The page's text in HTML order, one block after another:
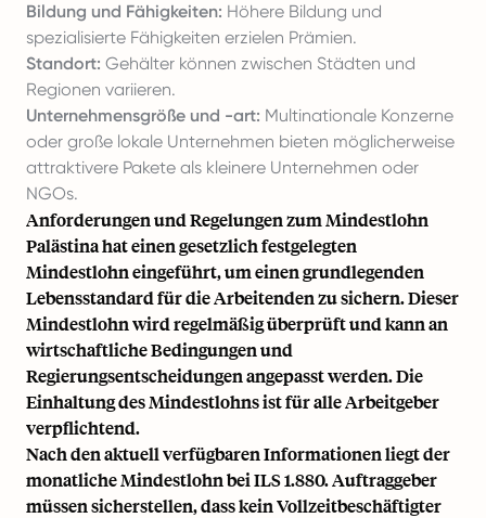
Bildung und Fähigkeiten: Höhere Bildung und
spezialisierte Fähigkeiten erzielen Prämien.
Standort: Gehälter können zwischen Städten und
Regionen variieren.
Unternehmensgröße und -art: Multinationale Konzerne
oder große lokale Unternehmen bieten möglicherweise
attraktivere Pakete als kleinere Unternehmen oder
NGOs.
Anforderungen und Regelungen zum Mindestlohn
Palästina hat einen gesetzlich festgelegten
Mindestlohn eingeführt, um einen grundlegenden
Lebensstandard für die Arbeitenden zu sichern. Dieser
Mindestlohn wird regelmäßig überprüft und kann an
wirtschaftliche Bedingungen und
Regierungsentscheidungen angepasst werden. Die
Einhaltung des Mindestlohns ist für alle Arbeitgeber
verpflichtend.
Nach den aktuell verfügbaren Informationen liegt der
monatliche Mindestlohn bei ILS 1.880. Auftraggeber
müssen sicherstellen, dass kein Vollzeitbeschäftigter